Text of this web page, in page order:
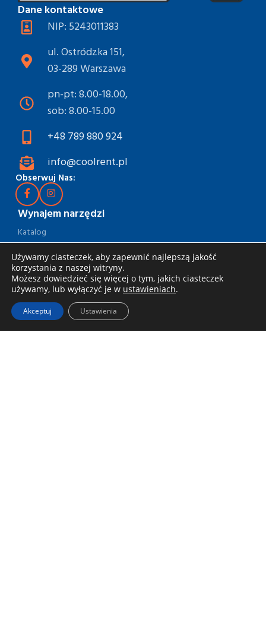
Dane kontaktowe
NIP: 5243011383
ul. Ostródzka 151,
03-289 Warszawa
pn-pt: 8.00-18.00,
sob: 8.00-15.00
+48 789 880 924
info@coolrent.pl
Obserwuj Nas:
Wynajem narzędzi
Katalog
Rabaty i akcje
Jak wynająć
Dostawa i odbiór
Zasady wynajmu
Specjalna oferta dla firm
Używamy ciasteczek, aby zapewnić najlepszą jakość
korzystania z naszej witryny.
Możesz dowiedzieć się więcej o tym, jakich ciasteczek
używamy, lub wyłączyć je w ustawieniach.
Akceptuj Ustawienia